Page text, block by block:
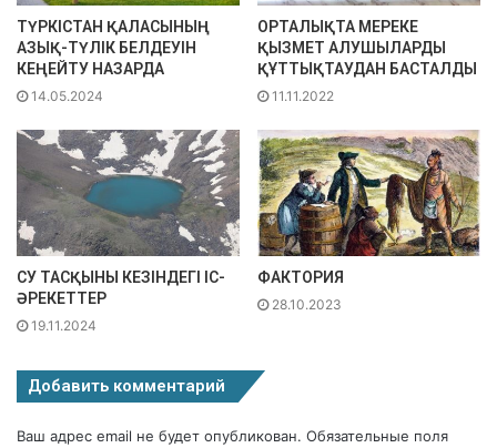
ТҮРКІСТАН ҚАЛАСЫНЫҢ
АЗЫҚ-ТҮЛІК БЕЛДЕУІН
КЕҢЕЙТУ НАЗАРДА
14.05.2024
ОРТАЛЫҚТА МЕРЕКЕ
ҚЫЗМЕТ АЛУШЫЛАРДЫ
ҚҰТТЫҚТАУДАН БАСТАЛДЫ
11.11.2022
СУ ТАСҚЫНЫ КЕЗІНДЕГІ ІС-
ӘРЕКЕТТЕР
19.11.2024
ФАКТОРИЯ
28.10.2023
Добавить комментарий
Ваш адрес email не будет опубликован. Обязательные поля